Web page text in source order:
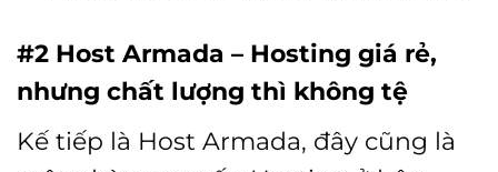
#2 Host Armada – Hosting giá rẻ,
nhưng chất lượng thì không tệ
Kế tiếp là Host Armada, đây cũng là